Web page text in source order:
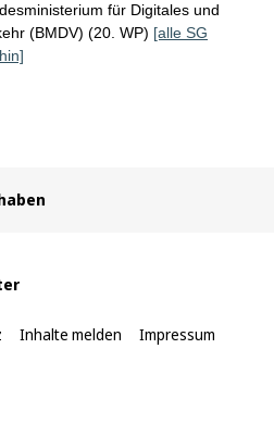
für Digitales und
(BMDV) (20. WP) [alle SG
Inhalte melden Impressum